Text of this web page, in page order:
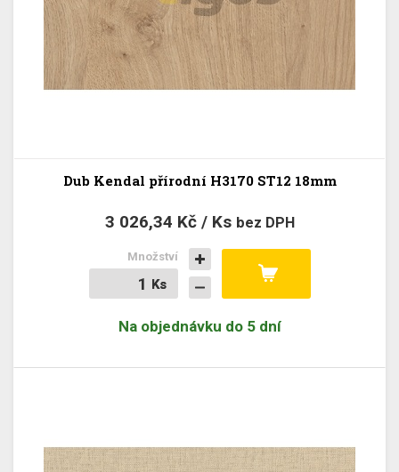
Dub Kendal přírodní H3170 ST12 18mm
3 026,34 Kč / Ks bez DPH
Ks
Ks
Množství
Na objednávku do 5 dní